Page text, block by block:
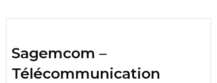
Sagemcom –
Télécommunication